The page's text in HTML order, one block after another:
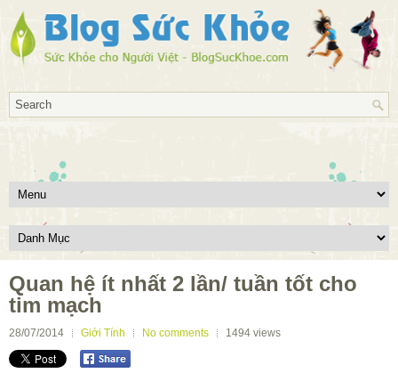
Quan hệ ít nhất 2 lần/ tuần tốt cho
tim mạch
28/07/2014 Giới Tính No comments 1494 views